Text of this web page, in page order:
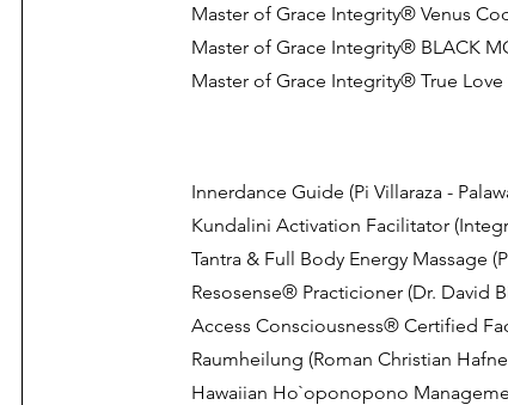
Master of Grace Integrity® Venus
Master of Grace Integrity® BLACK
Master of Grace Integrity® True
​Innerdance Guide (Pi Villaraza -
Kundalini Activation Facilitator
Tantra & Full Body Energy Massage
Resosense® Practicioner (Dr. David
Access Consciousness® Certified
Raumheilung (Roman Christian
Hawaiian Ho`oponopono